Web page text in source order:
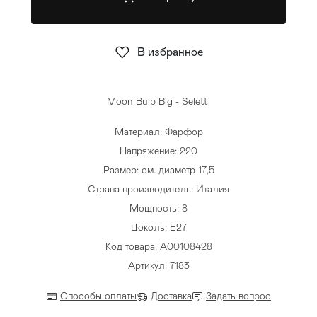
Стулья >
Moon Bulb Big - Seletti
Материал: Фарфор
Напряжение: 220
Размер: см. диаметр 17,5
Страна производитель: Италия
Мощность: 8
Цоколь: E27
Код товара: A00108428
Артикул: 7183
Способы оплаты Доставка Задать вопрос
В избранное